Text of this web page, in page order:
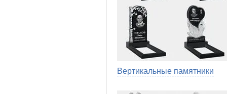
Вертикальные памятники